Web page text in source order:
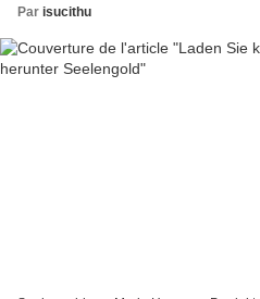
Par isucithu